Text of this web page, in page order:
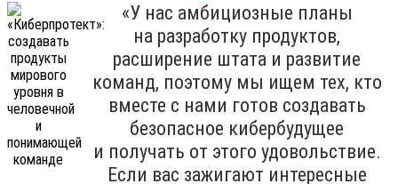
«У нас амбициозные планы
на разработку продуктов,
расширение штата и развитие
команд, поэтому мы ищем тех, кто
вместе с нами готов создавать
безопасное кибербудущее
и получать от этого удовольствие.
Если вас зажигают интересные